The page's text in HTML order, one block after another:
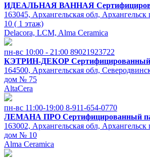
ИДЕАЛЬНАЯ ВАННАЯ
163045, Архангельская обл,
10 ( 1 этаж)
Delacora, LCM, Alma Ceramica
пн-вс 10:00 - 21:00 89021923722
КЭТРИН-ДЕКОР
164500, Архангельская обл,
дом № 75
AltaCera
пн-вс 11:00-19:00 8-911-654-0770
ЛЕМАНА ПРО Сертифицированный
163002, Архангельская обл, Архангельск
дом № 10
Alma Ceramica